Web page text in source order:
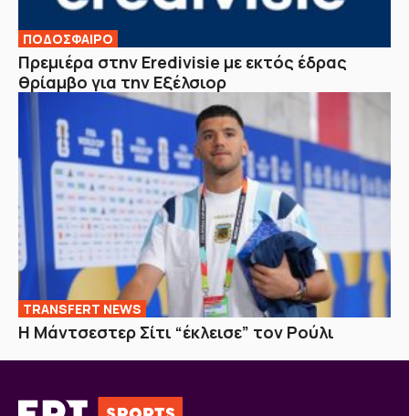
ΠΟΔΟΣΦΑΙΡΟ
Πρεμιέρα στην Eredivisie με εκτός έδρας
θρίαμβο για την Εξέλσιορ
TRANSFERT NEWS
Η Μάντσεστερ Σίτι “έκλεισε” τον Ρούλι